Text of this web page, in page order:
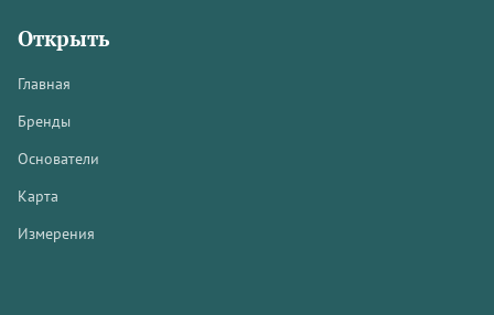
Открыть
Главная
Бренды
Основатели
Карта
Измерения